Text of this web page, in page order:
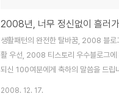
생활패턴의 완전한 탈바꿈, 2008 블로
활 우선, 2008 티스토리 우수블로그에
되신 100여분에게 축하의 말씀을 드립
2008. 12. 17.